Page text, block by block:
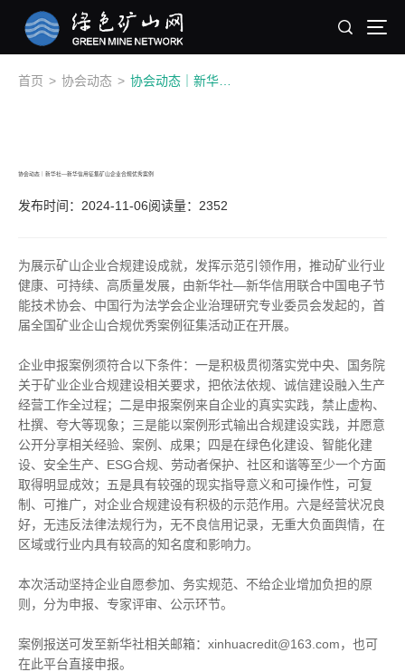
首页 > 协会动态 >
协会动态｜新华社—新华信用征集矿山企业合规优秀案例
发布时间：2024-11-06阅读量：2352
为展示矿山企业合规建设成就，发挥示范引领作用，推动矿业行业
健康、可持续、高质量发展，由新华社—新华信用联合中国电子节
能技术协会、中国行为法学会企业治理研究专业委员会发起的，首
届全国矿业企山合规优秀案例征集活动正在开展。
企业申报案例须符合以下条件：一是积极贯彻落实党中央、国务院
关于矿业企业合规建设相关要求，把依法依规、诚信建设融入生产
经营工作全过程；二是申报案例来自企业的真实实践，禁止虚构、
杜撰、夸大等现象；三是能以案例形式输出合规建设实践，并愿意
公开分享相关经验、案例、成果；四是在绿色化建设、智能化建
设、安全生产、ESG合规、劳动者保护、社区和谐等至少一个方面
取得明显成效；五是具有较强的现实指导意义和可操作性，可复
制、可推广，对企业合规建设有积极的示范作用。六是经营状况良
好，无违反法律法规行为，无不良信用记录，无重大负面舆情，在
区域或行业内具有较高的知名度和影响力。
本次活动坚持企业自愿参加、务实规范、不给企业增加负担的原
则，分为申报、专家评审、公示环节。
案例报送可发至新华社相关邮箱：xinhuacredit@163.com，也可
在此平台直接申报。